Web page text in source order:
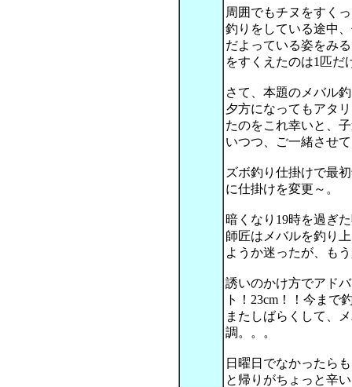
周囲でもチヌをすく
釣りをしている途中
だよっている姿をみ
をすくえたのは1匹だ
さて、本題のメバル
夕方になってもアタ
たのをこれ幸いと、
いつつ、ご一緒させ
ズボ釣り仕掛けで最
に仕掛けを変更～。
暗くなり19時を過ぎ
師匠はメバルを釣り
ようか迷ったが、も
誘いのかけ方でアド
ト！23cm！！今まで
またしばらくして、
調。。。
日曜日でなかったら
と帰りがちょっと辛